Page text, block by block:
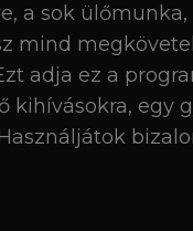
a sok
mind
adja ez a
kihívásokra, egy